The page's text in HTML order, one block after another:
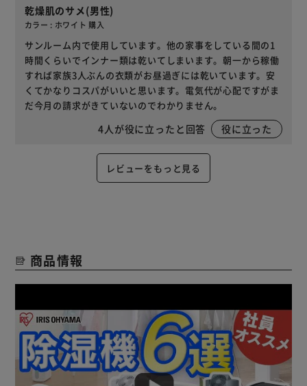
乾燥肌のサメ(男性)
カラー : ホワイト 購入
サンルーム内で使用しています。他の家事をしている間の1
時間くらいでインナー類は乾いてしまいます。朝一から稼働
すれば家族3人ぶんの衣類がお昼過ぎには乾いています。安
くてかなりコスパがいいと思います。電気代が心配ですがま
だ今月の請求がきていないのでわかりません。
4 人が役に立ったと回答 役に立った
レビューをもっと見る
商品情報